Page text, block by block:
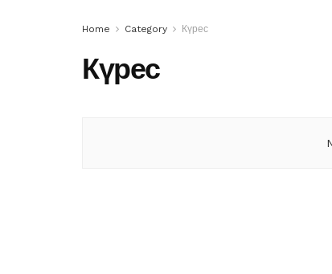
Home Category Күрес
Күрес